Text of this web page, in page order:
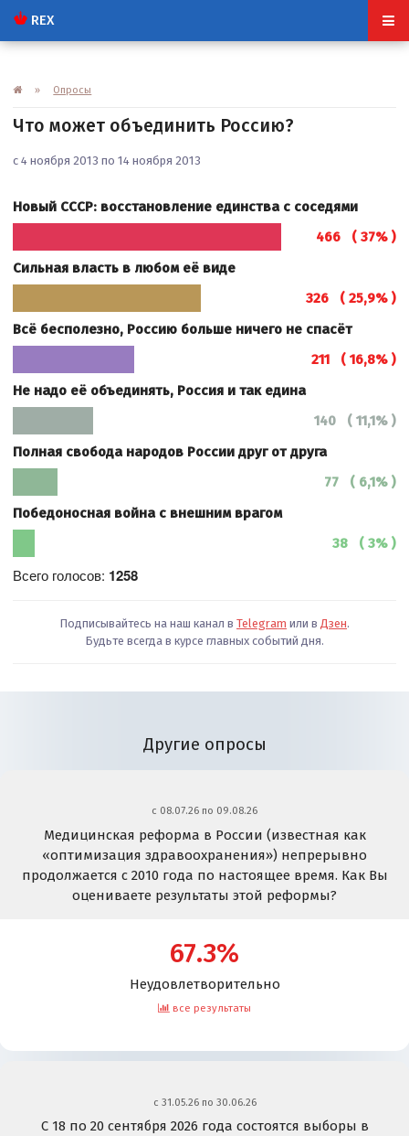
REX
» Опросы
Что может объединить Россию?
с 4 ноября 2013 по 14 ноября 2013
Новый СССР: восстановление единства с соседями
466 ( 37% )
Сильная власть в любом её виде
326 ( 25,9% )
Всё бесполезно, Россию больше ничего не спасёт
211 ( 16,8% )
Не надо её объединять, Россия и так едина
140 ( 11,1% )
Полная свобода народов России друг от друга
77 ( 6,1% )
Победоносная война с внешним врагом
38 ( 3% )
Всего голосов: 1258
Подписывайтесь на наш канал в Telegram или в Дзен.
Будьте всегда в курсе главных событий дня.
Другие опросы
c 08.07.26 по 09.08.26
Медицинская реформа в России (известная как
«оптимизация здравоохранения») непрерывно
продолжается с 2010 года по настоящее время. Как Вы
оцениваете результаты этой реформы?
67.3%
Неудовлетворительно
все результаты
c 31.05.26 по 30.06.26
С 18 по 20 сентября 2026 года состоятся выборы в